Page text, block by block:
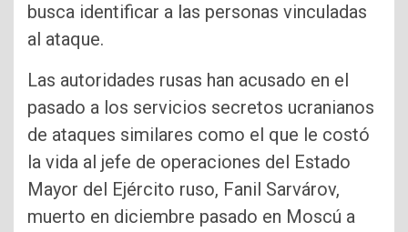
busca identificar a las personas vinculadas
al ataque.
Las autoridades rusas han acusado en el
pasado a los servicios secretos ucranianos
de ataques similares como el que le costó
la vida al jefe de operaciones del Estado
Mayor del Ejército ruso, Fanil Sarvárov,
muerto en diciembre pasado en Moscú a